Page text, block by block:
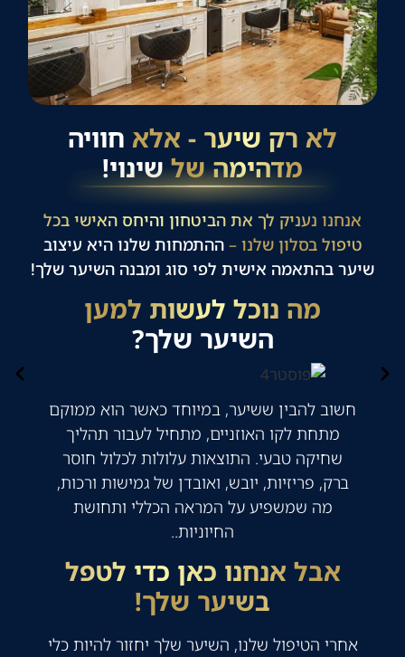
לא רק שיער - אלא חוויה
מדהימה שלשינוי!
אנחנו נעניק לך את הביטחון והיחס האישי בכל
טיפול בסלון שלנו –ההתמחות שלנו היא עיצוב
שיער בהתאמה אישית לפי סוג ומבנה השיער שלך!
מה נוכל לעשות למען
השיער שלך?
חשוב להבין ששיער, במיוחד כאשר הוא ממוקם
מתחת לקו האוזניים, מתחיל לעבור תהליך
שחיקה טבעי. התוצאות עלולות לכלול חוסר
ברק, פריזיות, יובש, ואובדן של גמישות ורכות,
מה שמשפיע על המראה הכללי ותחושת
החיוניות..
אבל אנחנו כאן כדי לטפל
בשיער שלך!
אחרי הטיפול שלנו, השיער שלך יחזור להיות כלי